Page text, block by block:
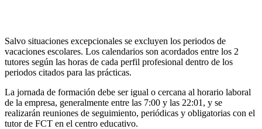
Salvo situaciones excepcionales se excluyen los periodos de
vacaciones escolares. Los calendarios son acordados entre los 2
tutores según las horas de cada perfil profesional dentro de los
periodos citados para las prácticas.
La jornada de formación debe ser igual o cercana al horario laboral
de la empresa, generalmente entre las 7:00 y las 22:01, y se
realizarán reuniones de seguimiento, periódicas y obligatorias con el
tutor de FCT en el centro educativo.